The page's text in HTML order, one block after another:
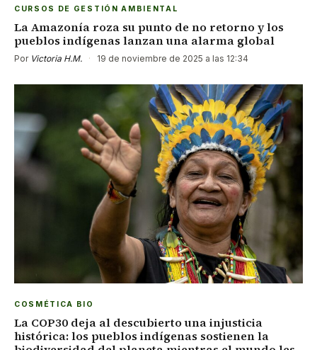
CURSOS DE GESTIÓN AMBIENTAL
La Amazonía roza su punto de no retorno y los
pueblos indígenas lanzan una alarma global
Por Victoria H.M. · 19 de noviembre de 2025 a las 12:34
COSMÉTICA BIO
La COP30 deja al descubierto una injusticia
histórica: los pueblos indígenas sostienen la